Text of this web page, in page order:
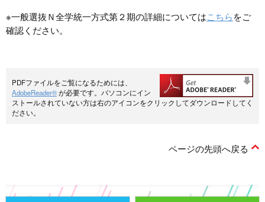
※一般選抜Ｎ全学統一方式第２期の詳細についてはこちらをご
確認ください。
PDFファイルをご覧になるためには、
AdobeReader®が必要です。パソコンにイン
ストールされていない方は右のアイコンをクリックしてダウンロードしてく
ださい。
ページの先頭へ戻る